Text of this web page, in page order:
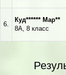
6.
Куд****** Мар**
8А, 8 класс